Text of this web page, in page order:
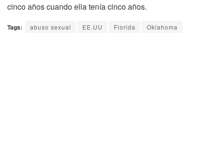
cinco años cuando ella tenía cinco años.
Tags: abuso sexual EE.UU Florida Oklahoma